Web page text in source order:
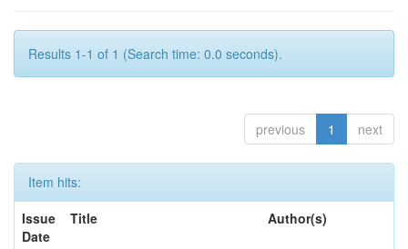
Results 1-1 of 1 (Search time: 0.0 seconds).
previous 1 next
Item hits:
Issue
Date
Title Author(s)